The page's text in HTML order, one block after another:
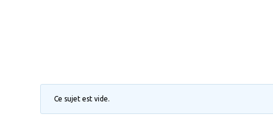
Ce sujet est vide.